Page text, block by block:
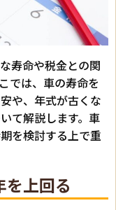
寿命や税金との関
では、車の寿命を
や、年式が古くな
て解説します。車
を検討する上で重
上回る